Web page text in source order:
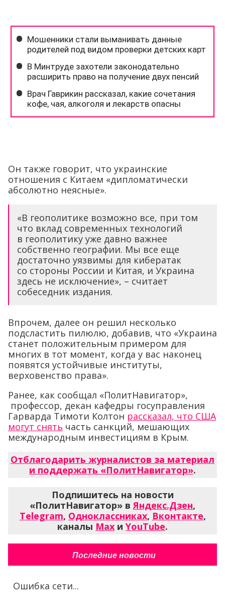
Он также говорит, что украинские
отношения с Китаем «дипломатически
абсолютно неясные».
«В геополитике возможно все, при том
что вклад современных технологий
в геополитику уже давно важнее
собственно географии. Мы все еще
достаточно уязвимы для кибератак
со стороны России и Китая, и Украина
здесь не исключение», – считает
собеседник издания.
Впрочем, далее он решил несколько
подсластить пилюлю, добавив, что «Украина
станет положительным примером для
многих в тот момент, когда у вас наконец
появятся устойчивые институты,
верховенство права».
Ранее, как сообщал «ПолитНавигатор»,
профессор, декан кафедры госуправления
Гарварда Тимоти Колтон рассказал, что США
могут снять часть санкций, мешающих
международным инвестициям в Крым.
Отблагодарить журналистов за материал
и поддержать «ПолитНавигатор».
Подпишитесь на новости
«ПолитНавигатор» вЯндекс.Дзен,
Telegram, Одноклассниках, Вконтакте,
каналы Max и YouTube.
Последние новости
Ошибка сети...